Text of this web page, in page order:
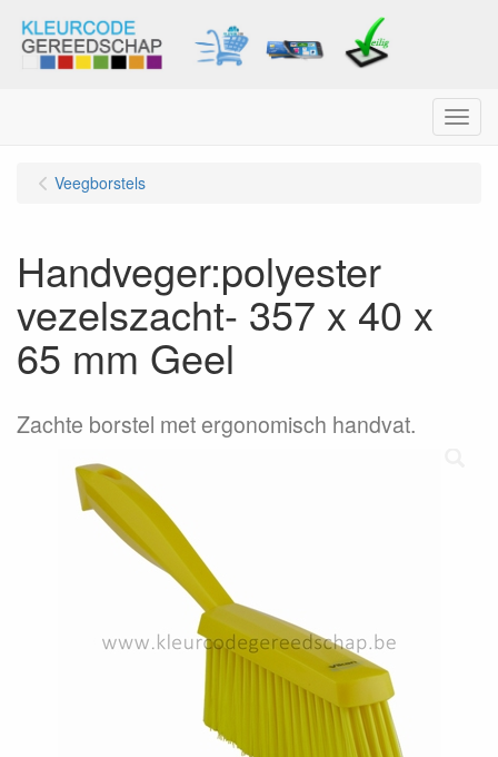
Menu
Veegborstels
Handveger:polyester
vezelszacht- 357 x 40 x
65 mm Geel
Zachte borstel met ergonomisch handvat.